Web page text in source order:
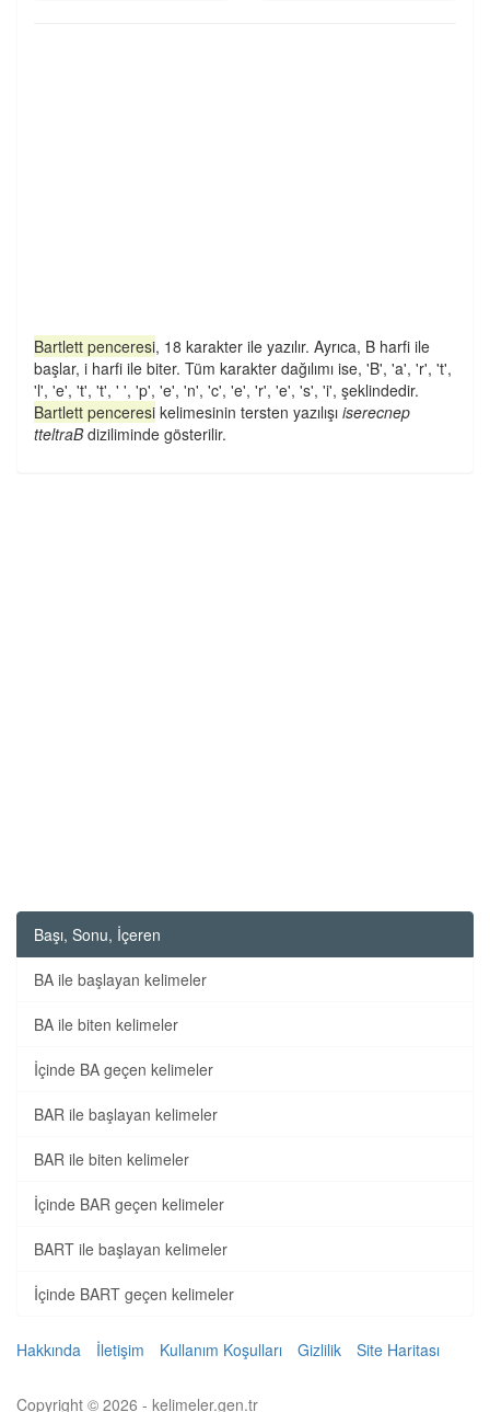
Bartlett penceresi, 18 karakter ile yazılır. Ayrıca, B harfi ile
başlar, i harfi ile biter. Tüm karakter dağılımı ise, 'B', 'a', 'r', 't',
'l', 'e', 't', 't', ' ', 'p', 'e', 'n', 'c', 'e', 'r', 'e', 's', 'i', şeklindedir.
Bartlett penceresi kelimesinin tersten yazılışı iserecnep
tteltraBdiziliminde gösterilir.
Başı, Sonu, İçeren
BA ile başlayan kelimeler
BA ile biten kelimeler
İçinde BA geçen kelimeler
BAR ile başlayan kelimeler
BAR ile biten kelimeler
İçinde BAR geçen kelimeler
BART ile başlayan kelimeler
İçinde BART geçen kelimeler
Hakkında İletişim Kullanım Koşulları Gizlilik Site Haritası
Copyright © 2026 - kelimeler.gen.tr